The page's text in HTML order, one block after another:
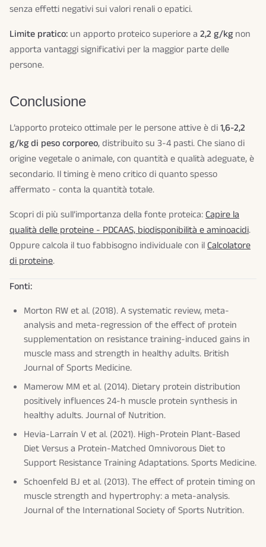
senza effetti negativi sui valori renali o epatici.
Limite pratico: un apporto proteico superiore a 2,2 g/kgnon
apporta vantaggi significativi per la maggior parte delle
persone.
Conclusione
L’apporto proteico ottimale per le persone attive è di1,6-2,2
g/kg di peso corporeo, distribuito su 3-4 pasti. Che siano di
origine vegetale o animale, con quantità e qualità adeguate, è
secondario. Il timing è meno critico di quanto spesso
affermato - conta la quantità totale.
Scopri di più sull’importanza della fonte proteica:Capire la
qualità delle proteine - PDCAAS, biodisponibilità e aminoacidi.
Oppure calcola il tuo fabbisogno individuale con ilCalcolatore
di proteine.
Fonti:
Morton RW et al. (2018). A systematic review, meta-
analysis and meta-regression of the effect of protein
supplementation on resistance training-induced gains in
muscle mass and strength in healthy adults. British
Journal of Sports Medicine.
Mamerow MM et al. (2014). Dietary protein distribution
positively influences 24-h muscle protein synthesis in
healthy adults.Journal of Nutrition.
Hevia-Larraín V et al. (2021). High-Protein Plant-Based
Diet Versus a Protein-Matched Omnivorous Diet to
Support Resistance Training Adaptations.Sports Medicine.
Schoenfeld BJ et al. (2013). The effect of protein timing on
muscle strength and hypertrophy: a meta-analysis.
Journal of the International Society of Sports Nutrition.